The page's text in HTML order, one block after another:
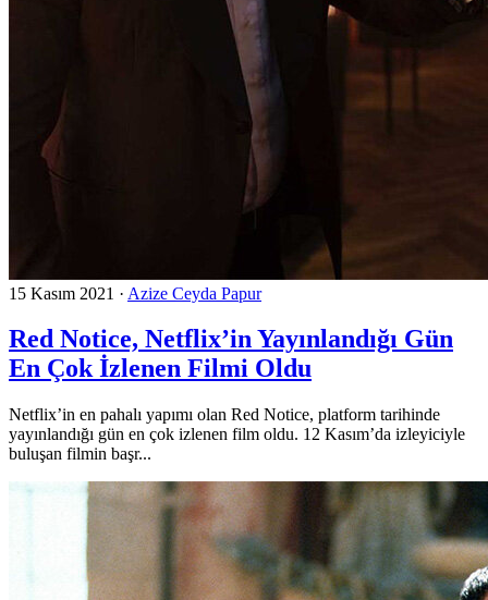
15 Kasım 2021 · Azize Ceyda Papur
Red Notice, Netflix’in Yayınlandığı Gün
En Çok İzlenen Filmi Oldu
Netflix’in en pahalı yapımı olan Red Notice, platform tarihinde
yayınlandığı gün en çok izlenen film oldu. 12 Kasım’da izleyiciyle
buluşan filmin başr...